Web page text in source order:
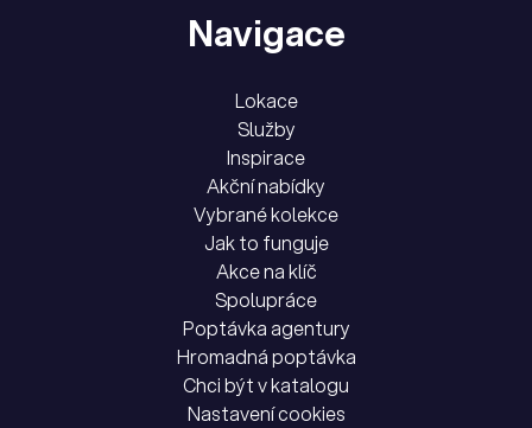
Navigace
Lokace
Služby
Inspirace
Akční nabídky
Vybrané kolekce
Jak to funguje
Akce na klíč
Spolupráce
Poptávka agentury
Hromadná poptávka
Chci být v katalogu
Nastavení cookies